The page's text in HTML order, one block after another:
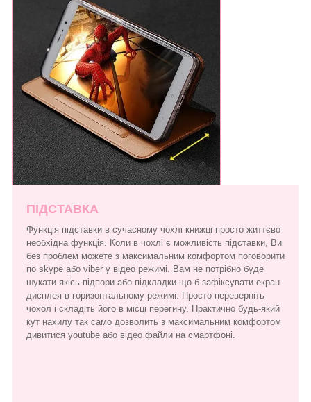
ПІДСТАВКА
Функція підставки в сучасному чохлі книжці просто життєво
необхідна функція. Коли в чохлі є можливість підставки, Ви
без проблем можете з максимальним комфортом поговорити
по skype або viber у відео режимі. Вам не потрібно буде
шукати якісь підпори або підкладки що б зафіксувати екран
дисплея в горизонтальному режимі. Просто переверніть
чохол і складіть його в місці перегину. Практично будь-який
кут нахилу так само дозволить з максимальним комфортом
дивитися youtube або відео файли на смартфоні.